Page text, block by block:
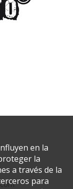
en la
la
a través de la
para